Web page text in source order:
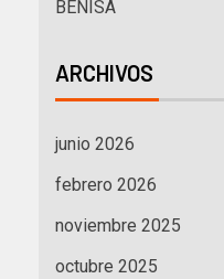
BENISA
ARCHIVOS
junio 2026
febrero 2026
noviembre 2025
octubre 2025